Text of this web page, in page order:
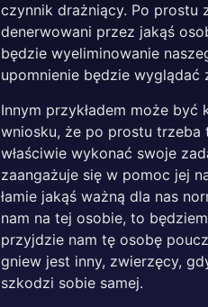
czynnik drażniący. Po prostu
denerwowani przez jakąś
będzie wyeliminowanie
upomnienie będzie wyglądać
Innym przykładem może
wniosku, że po prostu trzeba
właściwie wykonać swoje
zaangażuje się w pomoc jej
łamie jakąś ważną dla nas
nam na tej osobie, to
przyjdzie nam tę osobę
gniew jest inny, zwierzęcy,
szkodzi sobie samej.